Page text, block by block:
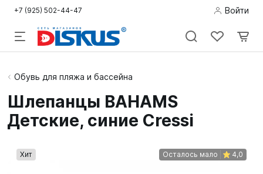
+7 (925) 502-44-47 Войти
Подводная
Дайвинг
Снорклинг /
Пляж
Обувь для пляжа и бассейна
Шлепанцы BAHAMS
Детские, синие Cressi
Хит Осталось мало 4,0